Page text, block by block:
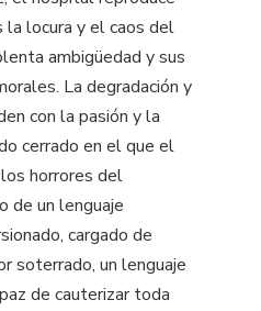
la locura y el caos del
ambigüedad y sus
La degradación y
con la pasión y la
cerrado en el que el
horrores del
de un lenguaje
cargado de
soterrado, un lenguaje
de cauterizar toda